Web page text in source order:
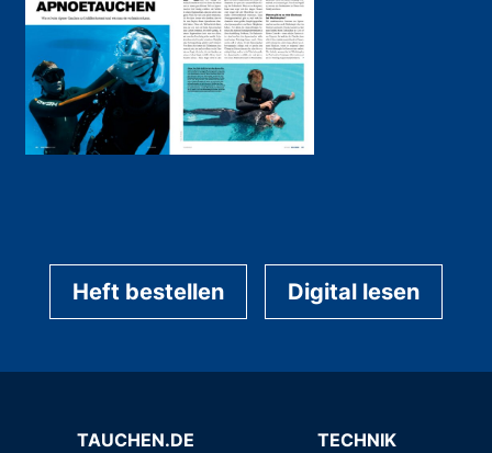
Heft bestellen Digital lesen
TAUCHEN.DE TECHNIK